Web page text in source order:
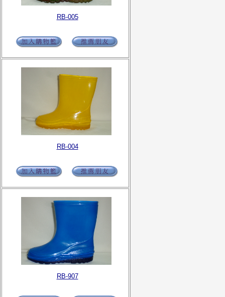
RB-005
RB-004
RB-907